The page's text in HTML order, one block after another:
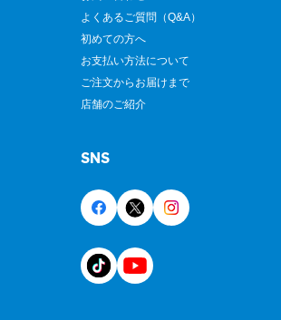
よくあるご質問（Q&A）
初めての方へ
お支払い方法について
ご注文からお届けまで
店舗のご紹介
SNS